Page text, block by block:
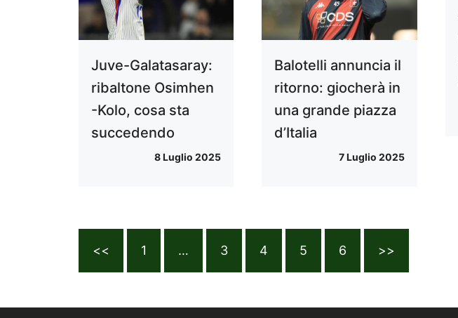
Juve-Galatasaray:
ribaltone Osimhen
-Kolo, cosa sta
succedendo
8 Luglio 2025
Balotelli annuncia il
ritorno: giocherà in
una grande piazza
d’Italia
7 Luglio 2025
<< 1 … 3 4 5 6 >>